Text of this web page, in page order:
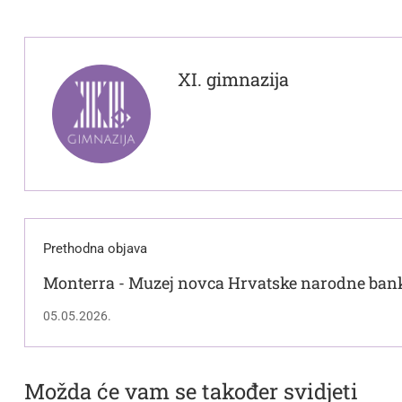
XI. gimnazija
Prethodna objava
Monterra - Muzej novca Hrvatske narodne
05.05.2026.
Možda će vam se također svidjeti